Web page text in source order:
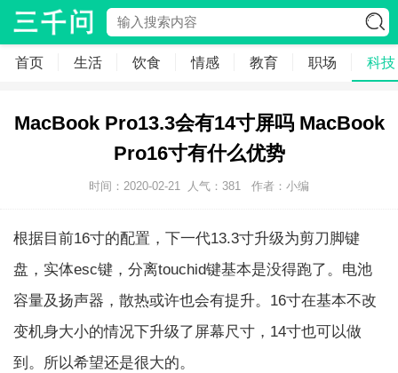
首页 生活 饮食 情感 教育 职场 科技
MacBook Pro13.3会有14寸屏吗 MacBook
Pro16寸有什么优势
时间：2020-02-21 人气： 381 作者：小编
根据目前16寸的配置，下一代13.3寸升级为剪刀脚键
盘，实体esc键，分离touchid键基本是没得跑了。电池
容量及扬声器，散热或许也会有提升。16寸在基本不改
变机身大小的情况下升级了屏幕尺寸，14寸也可以做
到。所以希望还是很大的。